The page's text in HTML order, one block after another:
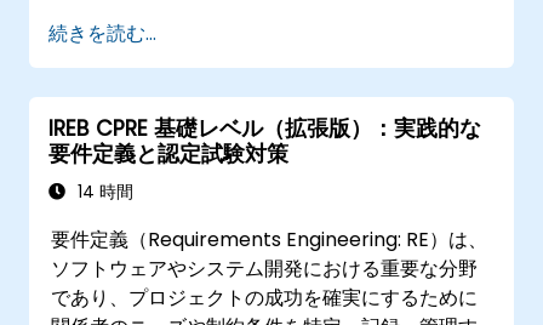
続きを読む...
IREB CPRE 基礎レベル（拡張版）：実践的な
要件定義と認定試験対策
14 時間
要件定義（Requirements Engineering: RE）は、
ソフトウェアやシステム開発における重要な分野
であり、プロジェクトの成功を確実にするために